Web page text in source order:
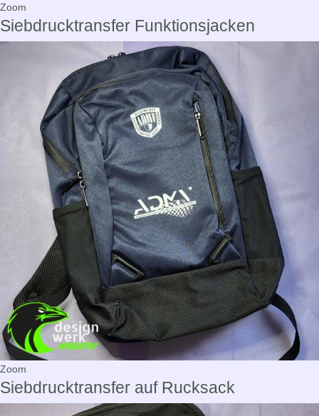
Zoom
Siebdrucktransfer Funktionsjacken
Zoom
Siebdrucktransfer auf Rucksack